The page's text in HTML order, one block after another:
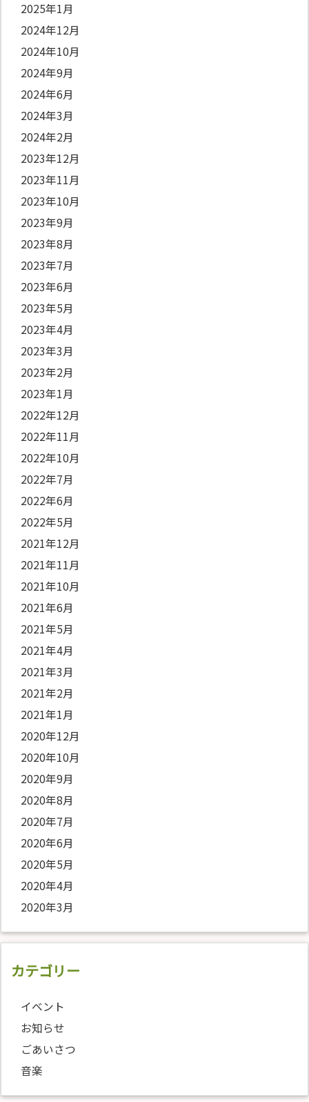
2025年1月
2024年12月
2024年10月
2024年9月
2024年6月
2024年3月
2024年2月
2023年12月
2023年11月
2023年10月
2023年9月
2023年8月
2023年7月
2023年6月
2023年5月
2023年4月
2023年3月
2023年2月
2023年1月
2022年12月
2022年11月
2022年10月
2022年7月
2022年6月
2022年5月
2021年12月
2021年11月
2021年10月
2021年6月
2021年5月
2021年4月
2021年3月
2021年2月
2021年1月
2020年12月
2020年10月
2020年9月
2020年8月
2020年7月
2020年6月
2020年5月
2020年4月
2020年3月
カテゴリー
イベント
お知らせ
ごあいさつ
音楽